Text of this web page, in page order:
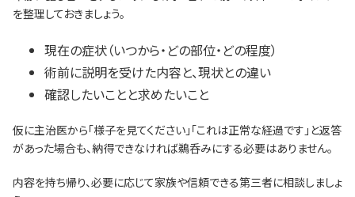
を整理しておきましょう。
現在の症状（いつから・どの部位・どの程度）
術前に説明を受けた内容と、現状との違い
確認したいことと求めたいこと
仮に主治医から「様子を見てください」「これは正常な経過です」と返答
があった場合も、納得できなければ鵜呑みにする必要はありません。
内容を持ち帰り、必要に応じて家族や信頼できる第三者に相談しましょ